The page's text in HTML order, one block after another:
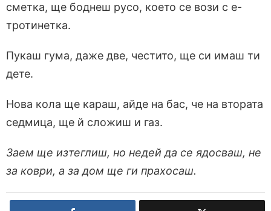
сметка, ще боднеш русо, което се вози с е-
тротинетка.
Пукаш гума, даже две, честито, ще си имаш ти
дете.
Нова кола ще караш, айде на бас, че на втората
седмица, ще й сложиш и газ.
Заем ще изтеглиш, но недей да се ядосваш, не
за коври, а за дом ще ги прахосаш.